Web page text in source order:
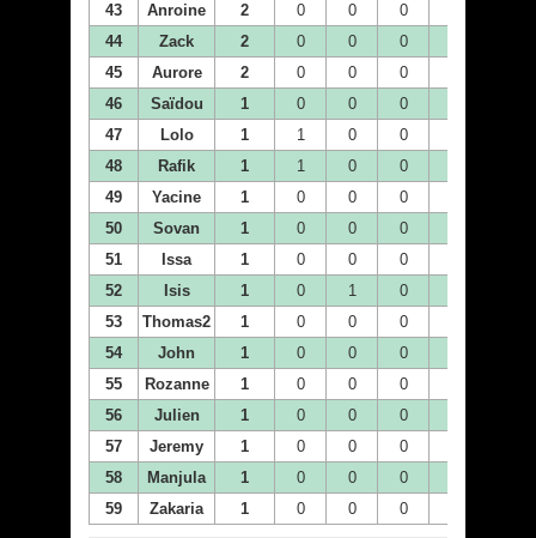
43
Anroine 2 0 0 0
44
Zack 2 0 0 0
45
Aurore 2 0 0 0
46
Saïdou 1 0 0 0
47
Lolo 1 1 0 0
48
Rafik 1 1 0 0
49
Yacine 1 0 0 0
50
Sovan 1 0 0 0
51
Issa 1 0 0 0
52
Isis 1 0 1 0
53
Thomas2 1 0 0 0
54
John 1 0 0 0
55
Rozanne 1 0 0 0
56
Julien 1 0 0 0
57
Jeremy 1 0 0 0
58
Manjula 1 0 0 0
59
Zakaria 1 0 0 0